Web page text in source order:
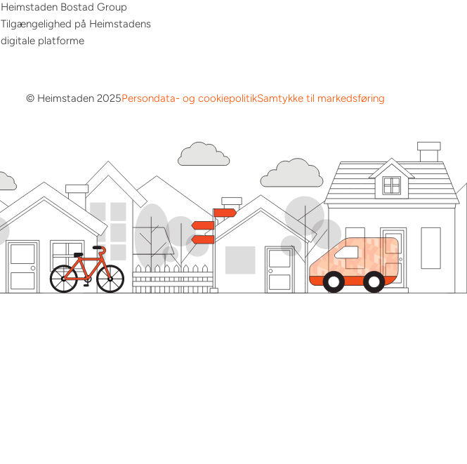
Heimstaden Bostad Group
Tilgængelighed på Heimstadens
digitale platforme
© Heimstaden 2025Persondata- og cookiepolitikSamtykke til markedsføring